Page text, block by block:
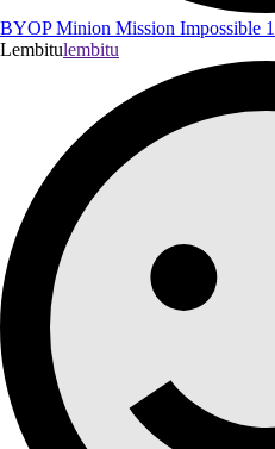
BYOP Minion Mission Impossible 1
Lembitulembitu